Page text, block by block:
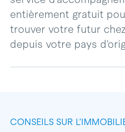
entièrement gratuit
trouver votre futur
depuis votre pays
CONSEILS SUR